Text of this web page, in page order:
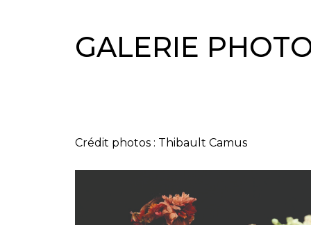
GALERIE
Crédit photos : Thibault Camus